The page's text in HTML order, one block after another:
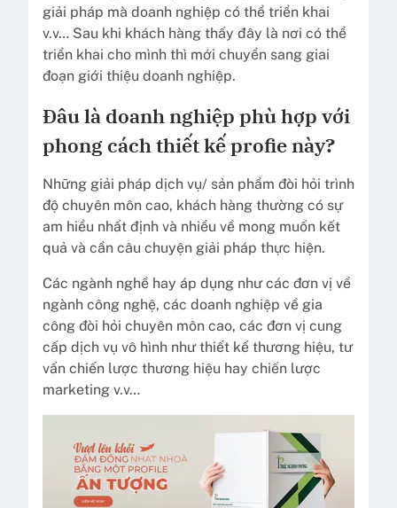
giải pháp mà doanh nghiệp có thể triển khai
v.v… Sau khi khách hàng thấy đây là nơi có thể
triển khai cho mình thì mới chuyển sang giai
đoạn giới thiệu doanh nghiệp.
Đâu là doanh nghiệp phù hợp với
phong cách thiết kế profie này?
Những giải pháp dịch vụ/ sản phẩm đòi hỏi trình
độ chuyên môn cao, khách hàng thường có sự
am hiểu nhất định và nhiều về mong muốn kết
quả và cần câu chuyện giải pháp thực hiện.
Các ngành nghề hay áp dụng như các đơn vị về
ngành công nghệ, các doanh nghiệp về gia
công đòi hỏi chuyên môn cao, các đơn vị cung
cấp dịch vụ vô hình như thiết kế thương hiệu, tư
vấn chiến lược thương hiệu hay chiến lược
marketing v.v…